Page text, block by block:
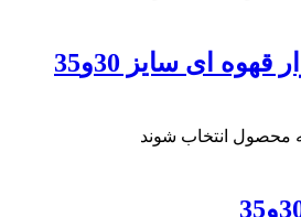
ای سایز 30و35
محصول انتخاب شوند